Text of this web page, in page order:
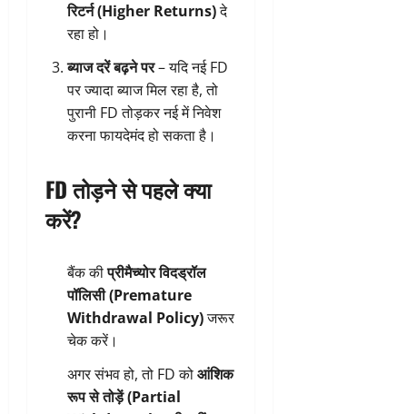
रिटर्न (Higher Returns)दे
रहा हो।
ब्याज दरें बढ़ने पर– यदि नई FD
पर ज्यादा ब्याज मिल रहा है, तो
पुरानी FD तोड़कर नई में निवेश
करना फायदेमंद हो सकता है।
FD तोड़ने से पहले क्या
करें?
बैंक कीप्रीमैच्योर विदड्रॉल
पॉलिसी (Premature
Withdrawal Policy)जरूर
चेक करें।
अगर संभव हो, तो FD कोआंशिक
रूप से तोड़ें (Partial